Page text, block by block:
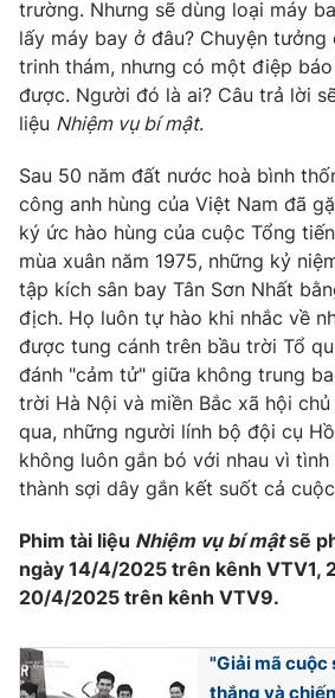
Thị trường
Tư vấn
Lịch phát sóng
Chuyên mục khác
Emagazine
Photo
Video Shorts
VTV Money VTV
VTV Sức khoẻ Bất
Thị trường 24h Tấm
VTV4 Vươn
Liên hệ tòa soạn English
trường. Nhưng sẽ dùng loại máy
lấy máy bay ở đâu? Chuyện
trinh thám, nhưng có một điệp báo
được. Người đó là ai? Câu trả lời
liệu Nhiệm vụ bí mật.
Sau 50 năm đất nước hoà bình
công anh hùng của Việt Nam đã
ký ức hào hùng của cuộc Tổng
mùa xuân năm 1975, những kỷ
tập kích sân bay Tân Sơn Nhất
địch. Họ luôn tự hào khi nhắc về
được tung cánh trên bầu trời Tổ
đánh "cảm tử" giữa không trung
trời Hà Nội và miền Bắc xã hội
qua, những người lính bộ đội cụ
không luôn gắn bó với nhau vì
thành sợi dây gắn kết suốt cả
Phim tài liệu Nhiệm vụ bí mậtsẽ
ngày 14/4/2025 trên kênh VTV1,
20/4/2025 trên kênh VTV9.
"Giải mã cuộc
thắng và